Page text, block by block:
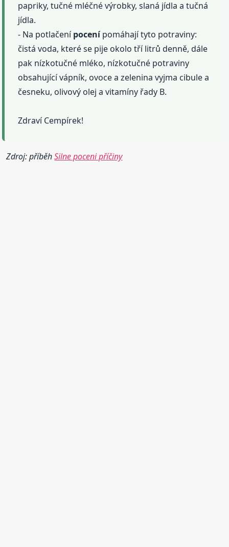
papriky, tučné mléčné výrobky, slaná jídla a tučná
jídla.
- Na potlačenípocenípomáhají tyto potraviny:
čistá voda, které se pije okolo tří litrů denně, dále
pak nízkotučné mléko, nízkotučné potraviny
obsahující vápník, ovoce a zelenina vyjma cibule a
česneku, olivový olej a vitamíny řady B.
Zdraví Cempírek!
Zdroj: příběhSilne poceni příčiny